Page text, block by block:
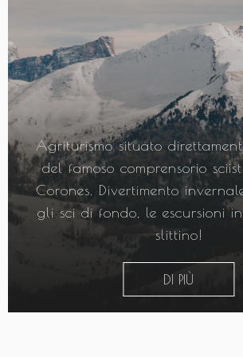
Agriturismo situato
del famoso comprensorio
Corones. Divertimento
gli sci di fondo, le escursioni
slittino!
DI PIÙ